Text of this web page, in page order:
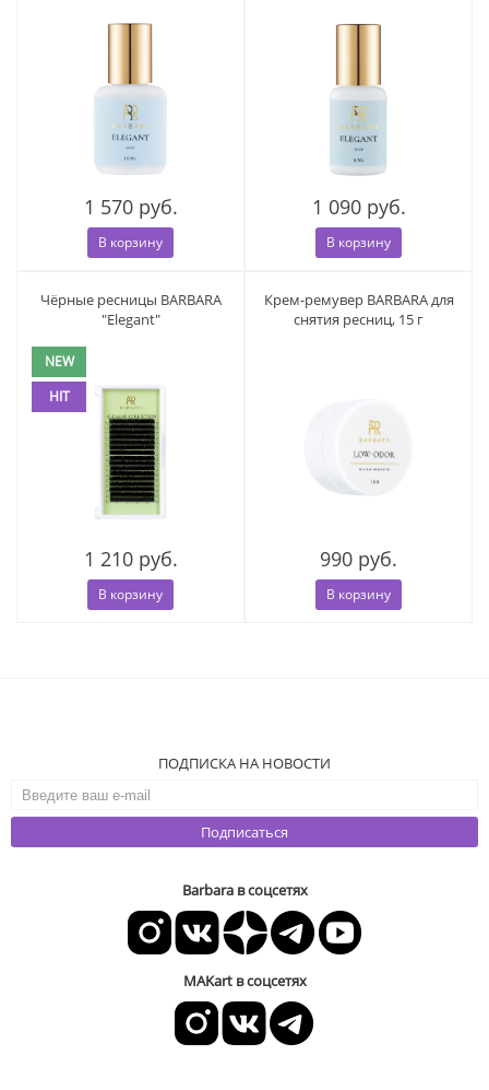
1 570 руб.
В корзину
1 090 руб.
В корзину
Чёрные ресницы BARBARA
"Elegant"
NEW
HIT
1 210 руб.
В корзину
Крем-ремувер BARBARA для
снятия ресниц, 15 г
990 руб.
В корзину
ПОДПИСКА НА НОВОСТИ
Подписаться
Barbara в соцсетях
MAKart в соцсетях